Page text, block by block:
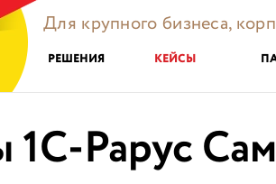
Для крупного бизнеса,
РЕШЕНИЯ КЕЙСЫ
1С-Рарус